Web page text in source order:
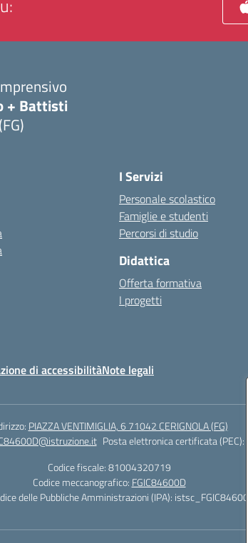
+ Battisti
I Servizi
Personale scolastico
Famiglie e studenti
Percorsi di studio
Didattica
Offerta formativa
I progetti
di accessibilitàNote legali
PIAZZA VENTIMIGLIA, 6 71042 CERIGNOLA (FG)
Posta elettronica certificata (PEC):
Codice fiscale: 81004320719
Codice meccanografico: FGIC84600D
delle Pubbliche Amministrazioni (IPA): istsc_FGIC84600D